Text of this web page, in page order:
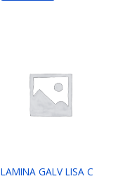
LAMINA GALV LISA C